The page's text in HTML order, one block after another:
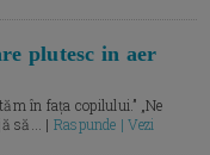
plutesc in aer
în fața copilului.” „Ne
să... | Raspunde | Vezi